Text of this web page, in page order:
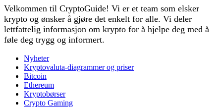
Velkommen til CryptoGuide! Vi er et team som elsker
krypto og ønsker å gjøre det enkelt for alle. Vi deler
lettfattelig informasjon om krypto for å hjelpe deg med å
føle deg trygg og informert.
Nyheter
Kryptovaluta-diagrammer og priser
Bitcoin
Ethereum
Kryptobørser
Crypto Gaming